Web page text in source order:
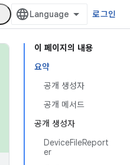
로그인
이 페이지의 내용
요약
공개 생성자
공개 메서드
공개 생성자
DeviceFileReport
er